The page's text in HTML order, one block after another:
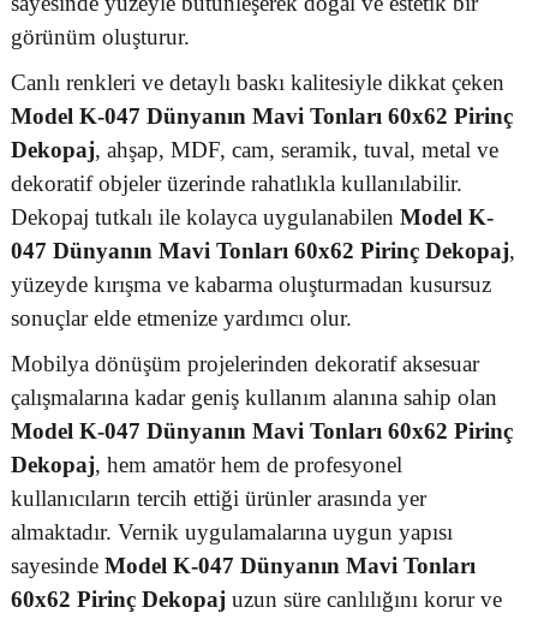
görünüm oluşturur.
Canlı renkleri ve detaylı baskı kalitesiyle dikkat çeken
Model K-047 Dünyanın Mavi Tonları 60x62 Pirinç
Dekopaj, ahşap, MDF, cam, seramik, tuval, metal ve
dekoratif objeler üzerinde rahatlıkla kullanılabilir.
Dekopaj tutkalı ile kolayca uygulanabilen Model K-
047 Dünyanın Mavi Tonları 60x62 Pirinç Dekopaj,
yüzeyde kırışma ve kabarma oluşturmadan kusursuz
sonuçlar elde etmenize yardımcı olur.
Mobilya dönüşüm projelerinden dekoratif aksesuar
çalışmalarına kadar geniş kullanım alanına sahip olan
Model K-047 Dünyanın Mavi Tonları 60x62 Pirinç
Dekopaj, hem amatör hem de profesyonel
kullanıcıların tercih ettiği ürünler arasında yer
almaktadır. Vernik uygulamalarına uygun yapısı
sayesinde Model K-047 Dünyanın Mavi Tonları
60x62 Pirinç Dekopaj uzun süre canlılığını korur ve